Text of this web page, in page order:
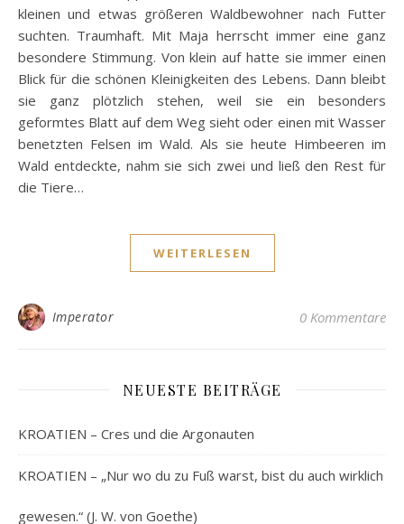
kleinen und etwas größeren Waldbewohner nach Futter
suchten. Traumhaft. Mit Maja herrscht immer eine ganz
besondere Stimmung. Von klein auf hatte sie immer einen
Blick für die schönen Kleinigkeiten des Lebens. Dann bleibt
sie ganz plötzlich stehen, weil sie ein besonders
geformtes Blatt auf dem Weg sieht oder einen mit Wasser
benetzten Felsen im Wald. Als sie heute Himbeeren im
Wald entdeckte, nahm sie sich zwei und ließ den Rest für
die Tiere…
WEITERLESEN
Imperator 0 Kommentare
NEUESTE BEITRÄGE
KROATIEN – Cres und die Argonauten
KROATIEN – „Nur wo du zu Fuß warst, bist du auch wirklich
gewesen.“ (J. W. von Goethe)